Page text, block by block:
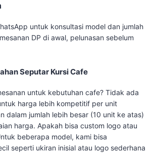
untuk konsultasi model dan jumlah
DP di awal, pelunasan sebelum
Seputar Kursi Cafe
untuk kebutuhan cafe? Tidak ada
harga lebih kompetitif per unit
dalam jumlah lebih besar (10 unit ke atas)
harga. Apakah bisa custom logo atau
beberapa model, kami bisa
seperti ukiran inisial atau logo sederhana